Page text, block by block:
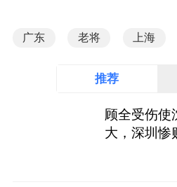
广东 老将 上海
推荐
顾全受伤使
大，深圳惨